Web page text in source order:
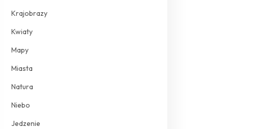
Krajobrazy
Kwiaty
Mapy
Miasta
Natura
Niebo
Jedzenie